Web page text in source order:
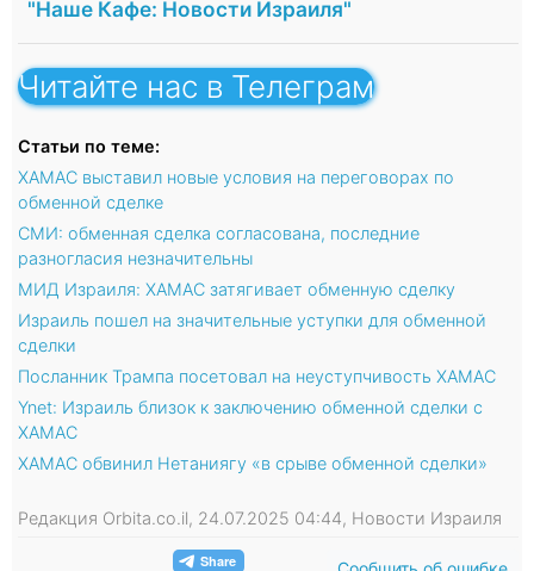
"Наше Кафе: Новости Израиля"
Читайте нас в Телеграм
Статьи по теме:
ХАМАС выставил новые условия на переговорах по
обменной сделке
СМИ: обменная сделка согласована, последние
разногласия незначительны
МИД Израиля: ХАМАС затягивает обменную сделку
Израиль пошел на значительные уступки для обменной
сделки
Посланник Трампа посетовал на неуступчивость ХАМАС
Ynet: Израиль близок к заключению обменной сделки с
ХАМАС
ХАМАС обвинил Нетаниягу «в срыве обменной сделки»
Редакция Orbita.co.il, 24.07.2025 04:44, Новости Израиля